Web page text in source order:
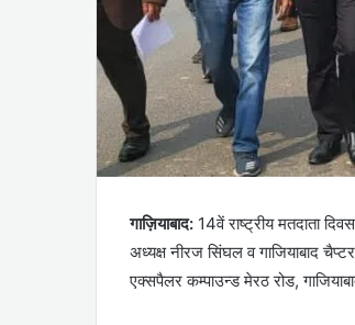
गाज़ियाबाद: 14वें राष्ट्रीय मतदाता
अध्यक्ष नीरज सिंघल व गाजियाबाद
एक्सपैलर कम्पाउन्ड मेरठ रोड,